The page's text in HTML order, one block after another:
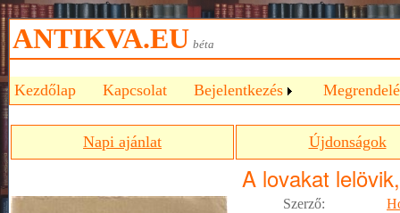
ANTIKVA.EU béta
Kezdőlap Kapcsolat Bejelentkezés
Napi ajánlat Újdonságok
A lovakat
Szerző: